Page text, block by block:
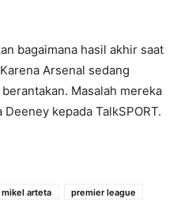
bagaimana hasil akhir saat
Arsenal sedang
Masalah mereka
kepada TalkSPORT.
mikel arteta premier league